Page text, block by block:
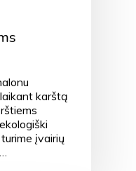
karštą
įvairių